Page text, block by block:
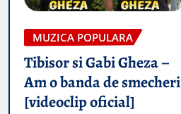
MUZICA POPULARA
Tibisor si Gabi Gheza –
Am o banda de smecheri
[videoclip oficial]